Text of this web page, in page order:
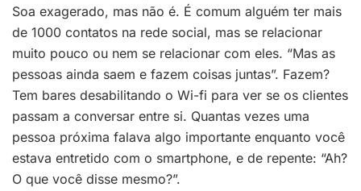
Soa exagerado, mas não é. É comum alguém ter mais
de 1000 contatos na rede social, mas se relacionar
muito pouco ou nem se relacionar com eles. “Mas as
pessoas ainda saem e fazem coisas juntas”. Fazem?
Tem bares desabilitando o Wi-fi para ver se os clientes
passam a conversar entre si. Quantas vezes uma
pessoa próxima falava algo importante enquanto você
estava entretido com o smartphone, e de repente: “Ah?
O que você disse mesmo?”.